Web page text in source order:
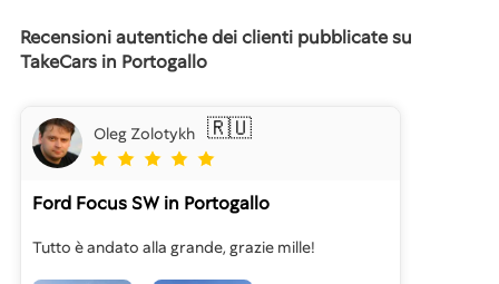
Recensioni autentiche dei clienti pubblicate su
TakeCars in Portogallo
Oleg Zolotykh 🇷🇺
Ford Focus SW in Portogallo
Tutto è andato alla grande, grazie mille!